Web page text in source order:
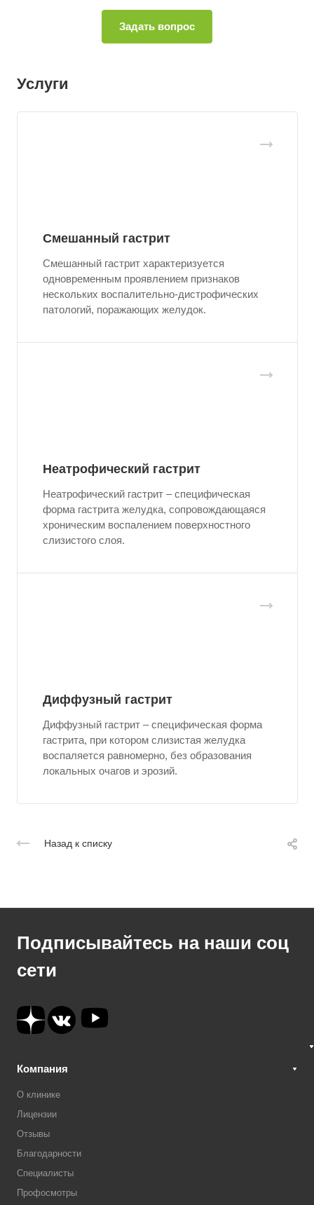
Услуги
Смешанный гастрит
Смешанный гастрит характеризуется
одновременным проявлением признаков
нескольких воспалительно-дистрофических
патологий, поражающих желудок.
Неатрофический гастрит
Неатрофический гастрит – специфическая
форма гастрита желудка, сопровождающаяся
хроническим воспалением поверхностного
слизистого слоя.
Диффузный гастрит
Диффузный гастрит – специфическая форма
гастрита, при котором слизистая желудка
воспаляется равномерно, без образования
локальных очагов и эрозий.
Назад к списку
Подписывайтесь на наши соц
сети
Компания
О клинике
Лицензии
Отзывы
Благодарности
Специалисты
Профосмотры